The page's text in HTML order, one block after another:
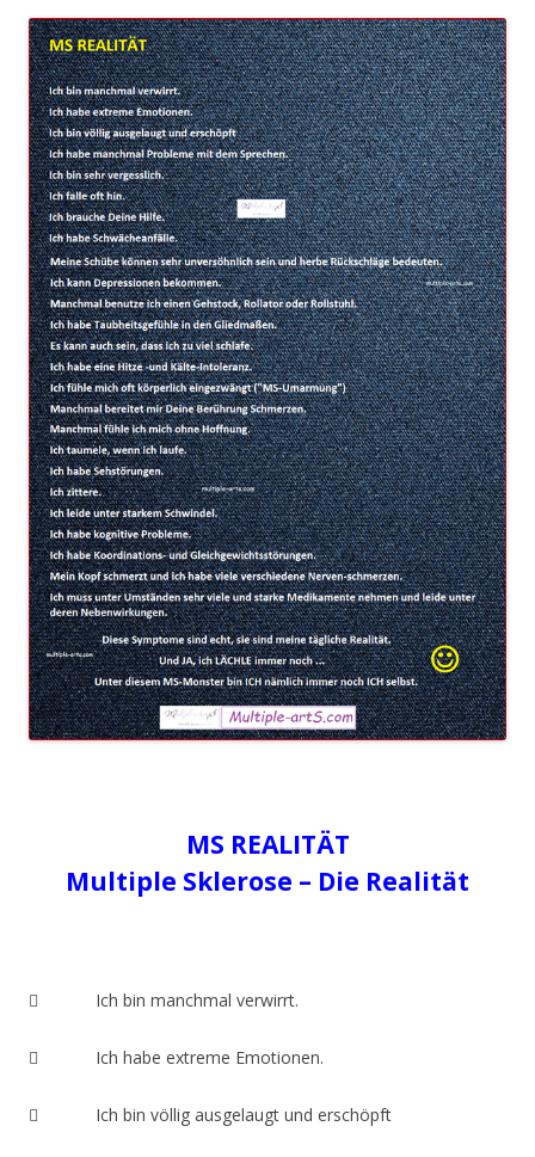
MS REALITÄT
Multiple Sklerose – Die Realität
 Ich bin manchmal verwirrt.
 Ich habe extreme Emotionen.
 Ich bin völlig ausgelaugt und erschöpft